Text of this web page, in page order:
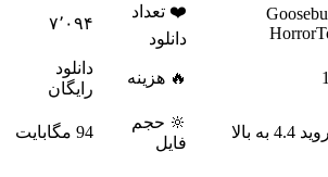
❤️ تعداد
۷٬۰۹۴
🔥 هزینه
رایگان
🔆 حجم
فایل
94 مگابایت